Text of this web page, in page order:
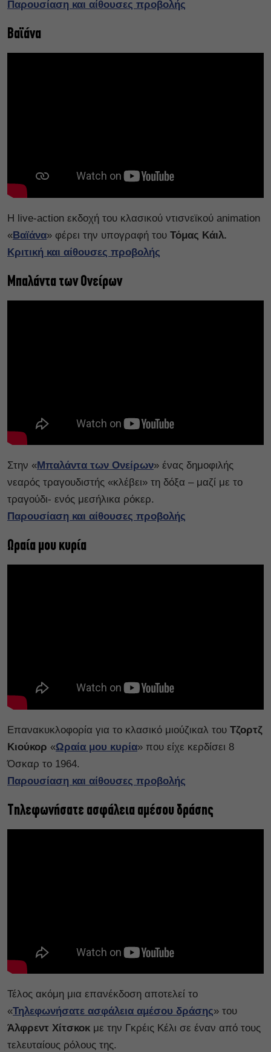
Παρουσίαση και αίθουσες προβολής
Βαϊάνα
H live-action εκδοχή του κλασικού ντισνεϊκού animation
«Βαϊάνα» φέρει την υπογραφή του Τόμας Κάιλ.
Κριτική και αίθουσες προβολής
Μπαλάντα των Ονείρων
Στην «Μπαλάντα των Ονείρων» ένας δημοφιλής
νεαρός τραγουδιστής «κλέβει» τη δόξα – μαζί με το
τραγούδι- ενός μεσήλικα ρόκερ.
Παρουσίαση και αίθουσες προβολής
Ωραία μου κυρία
Επανακυκλοφορία για το κλασικό μιούζικαλ του Τζορτζ
Κιούκορ «Ωραία μου κυρία» που είχε κερδίσει 8
Όσκαρ το 1964.
Παρουσίαση και αίθουσες προβολής
Τηλεφωνήσατε ασφάλεια αμέσου δράσης
Τέλος ακόμη μια επανέκδοση αποτελεί το
«Τηλεφωνήσατε ασφάλεια αμέσου δράσης» του
Άλφρεντ Χίτσκοκ με την Γκρέις Κέλι σε έναν από τους
τελευταίους ρόλους της.